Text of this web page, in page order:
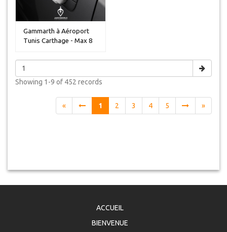
Gammarth à Aéroport
Tunis Carthage - Max 8
Showing 1-9 of 452 records
« 1 2 3 4 5 »
ACCUEIL
BIENVENUE